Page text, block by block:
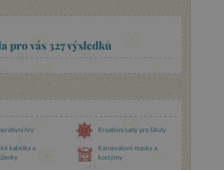
pro vás 327výsledků
hry Kreativní sady pro šikuly
kabelky a
Karnevalové masky a
kostýmy